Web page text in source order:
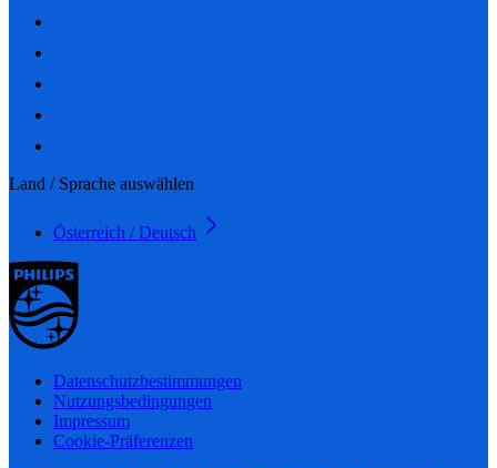
Land / Sprache auswählen
Österreich / Deutsch
Datenschutzbestimmungen
Nutzungsbedingungen
Impressum
Cookie-Präferenzen